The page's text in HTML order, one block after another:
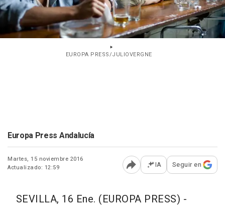
EUROPA PRESS/JULIOVERGNE
Europa Press Andalucía
Martes, 15 noviembre 2016
Actualizado: 12:59
Abrir opciones para
IA Seguir en
SEVILLA, 16 Ene. (EUROPA PRESS) -